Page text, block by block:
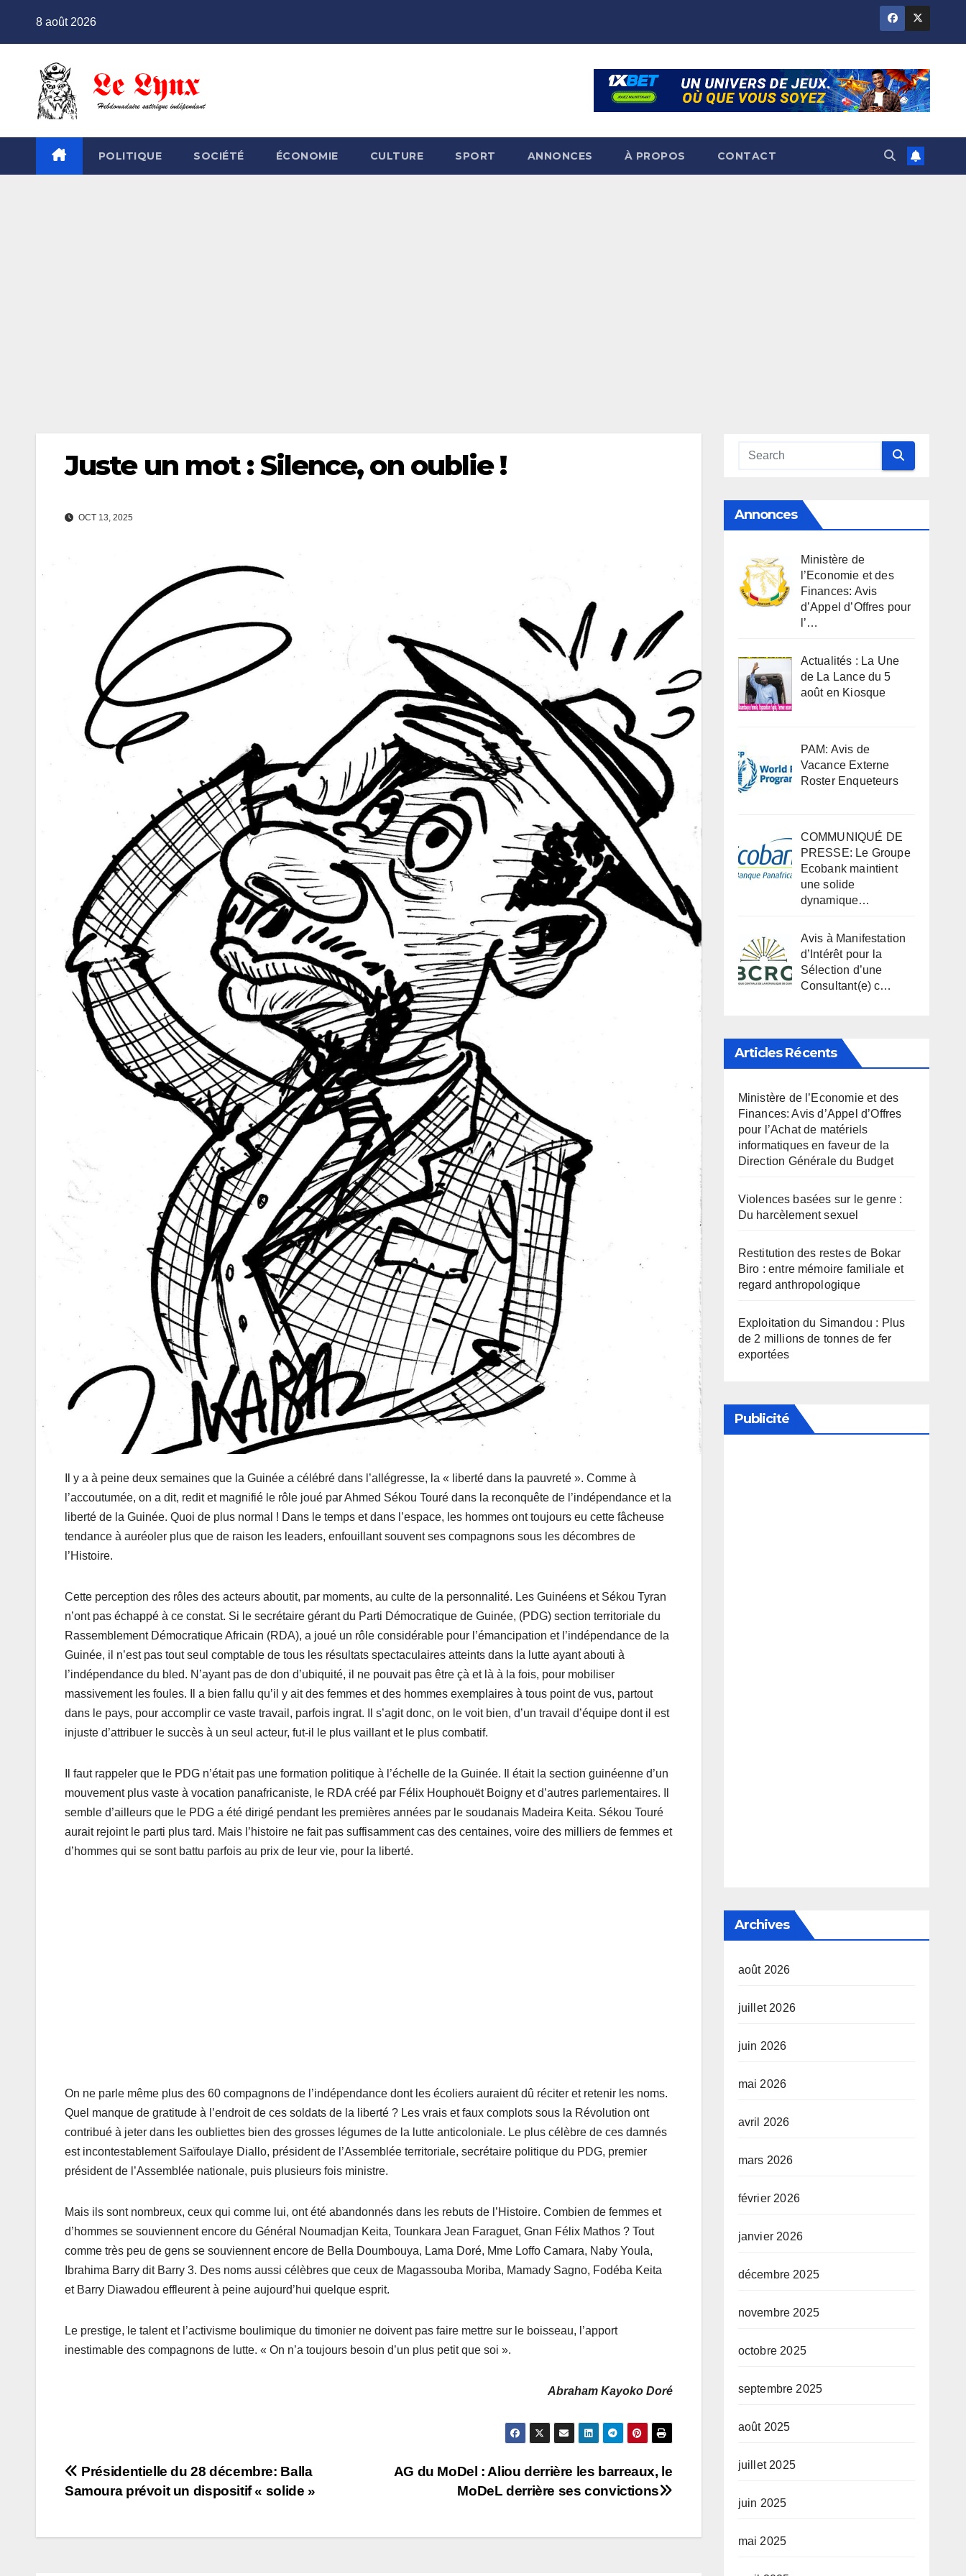
8 août 2026
POLITIQUE SOCIÉTÉ ÉCONOMIE CULTURE SPORT ANNONCES À PROPOS CONTACT
Juste un mot : Silence, on oublie !
OCT 13, 2025
Il y a à peine deux semaines que la Guinée a célébré dans l’allégresse, la « liberté dans la pauvreté ». Comme à
l’accoutumée, on a dit, redit et magnifié le rôle joué par Ahmed Sékou Touré dans la reconquête de l’indépendance et la
liberté de la Guinée. Quoi de plus normal ! Dans le temps et dans l’espace, les hommes ont toujours eu cette fâcheuse
tendance à auréoler plus que de raison les leaders, enfouillant souvent ses compagnons sous les décombres de
l’Histoire.
Cette perception des rôles des acteurs aboutit, par moments, au culte de la personnalité. Les Guinéens et Sékou Tyran
n’ont pas échappé à ce constat. Si le secrétaire gérant du Parti Démocratique de Guinée, (PDG) section territoriale du
Rassemblement Démocratique Africain (RDA), a joué un rôle considérable pour l’émancipation et l’indépendance de la
Guinée, il n’est pas tout seul comptable de tous les résultats spectaculaires atteints dans la lutte ayant abouti à
l’indépendance du bled. N’ayant pas de don d’ubiquité, il ne pouvait pas être çà et là à la fois, pour mobiliser
massivement les foules. Il a bien fallu qu’il y ait des femmes et des hommes exemplaires à tous point de vus, partout
dans le pays, pour accomplir ce vaste travail, parfois ingrat. Il s’agit donc, on le voit bien, d’un travail d’équipe dont il est
injuste d’attribuer le succès à un seul acteur, fut-il le plus vaillant et le plus combatif.
Il faut rappeler que le PDG n’était pas une formation politique à l’échelle de la Guinée. Il était la section guinéenne d’un
mouvement plus vaste à vocation panafricaniste, le RDA créé par Félix Houphouët Boigny et d’autres parlementaires. Il
semble d’ailleurs que le PDG a été dirigé pendant les premières années par le soudanais Madeira Keita. Sékou Touré
aurait rejoint le parti plus tard. Mais l’histoire ne fait pas suffisamment cas des centaines, voire des milliers de femmes et
d’hommes qui se sont battu parfois au prix de leur vie, pour la liberté.
On ne parle même plus des 60 compagnons de l’indépendance dont les écoliers auraient dû réciter et retenir les noms.
Quel manque de gratitude à l’endroit de ces soldats de la liberté ? Les vrais et faux complots sous la Révolution ont
contribué à jeter dans les oubliettes bien des grosses légumes de la lutte anticoloniale. Le plus célèbre de ces damnés
est incontestablement Saïfoulaye Diallo, président de l’Assemblée territoriale, secrétaire politique du PDG, premier
président de l’Assemblée nationale, puis plusieurs fois ministre.
Mais ils sont nombreux, ceux qui comme lui, ont été abandonnés dans les rebuts de l’Histoire. Combien de femmes et
d’hommes se souviennent encore du Général Noumadjan Keita, Tounkara Jean Faraguet, Gnan Félix Mathos ? Tout
comme très peu de gens se souviennent encore de Bella Doumbouya, Lama Doré, Mme Loffo Camara, Naby Youla,
Ibrahima Barry dit Barry 3. Des noms aussi célèbres que ceux de Magassouba Moriba, Mamady Sagno, Fodéba Keita
et Barry Diawadou effleurent à peine aujourd’hui quelque esprit.
Le prestige, le talent et l’activisme boulimique du timonier ne doivent pas faire mettre sur le boisseau, l’apport
inestimable des compagnons de lutte. « On n’a toujours besoin d’un plus petit que soi ».
Abraham Kayoko Doré
Navigation
l’article
AG du MoDel : Aliou derrière les barreaux, le
MoDeL derrière ses convictions
Présidentielle du 28 décembre: Balla
Samoura prévoit un dispositif « solide »
Annonces
Ministère de
l’Economie et des
Finances: Avis
d’Appel d’Offres pour
l’…
Actualités : La Une
de La Lance du 5
août en Kiosque
PAM: Avis de
Vacance Externe
Roster Enqueteurs
COMMUNIQUÉ DE
PRESSE: Le Groupe
Ecobank maintient
une solide
dynamique…
Avis à Manifestation
d’Intérêt pour la
Sélection d’une
Consultant(e) c…
Articles Récents
Ministère de l’Economie et des
Finances: Avis d’Appel d’Offres
pour l’Achat de matériels
informatiques en faveur de la
Direction Générale du Budget
Violences basées sur le genre :
Du harcèlement sexuel
Restitution des restes de Bokar
Biro : entre mémoire familiale et
regard anthropologique
Exploitation du Simandou : Plus
de 2 millions de tonnes de fer
exportées
Publicité
Archives
août 2026
juillet 2026
juin 2026
mai 2026
avril 2026
mars 2026
février 2026
janvier 2026
décembre 2025
novembre 2025
octobre 2025
septembre 2025
août 2025
juillet 2025
juin 2025
mai 2025